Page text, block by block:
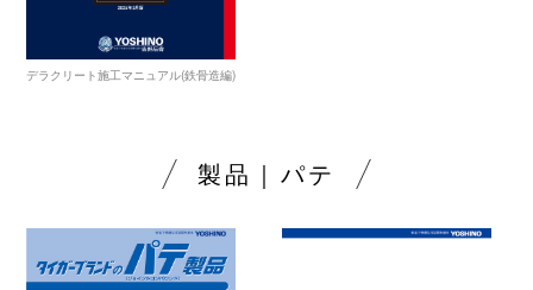
デラクリート施工マニュアル(鉄骨造編)
製品｜パテ